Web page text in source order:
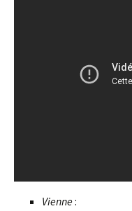
Vienne: